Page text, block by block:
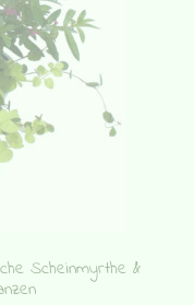
Scheinmyrthe &